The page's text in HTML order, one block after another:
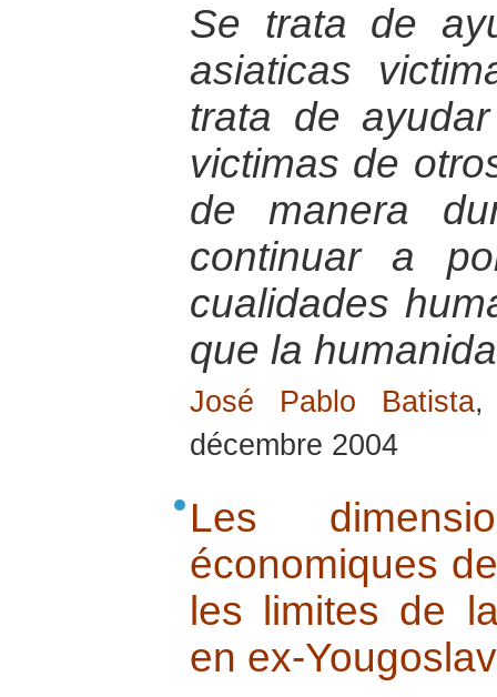
Se trata de
asiaticas
trata de
victimas de
de manera
continuar a
cualidades
que la
José Pablo Batista,
décembre 2004
Les
économiques
les limites de
en ex-